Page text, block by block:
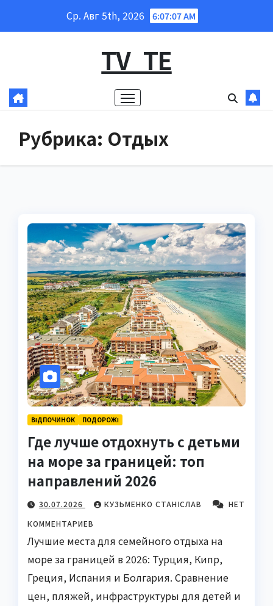
Ср. Авг 5th, 2026 6:07:09 AM
TV_TE
Рубрика: Отдых
ВІДПОЧИНОК ПОДОРОЖІ
Где лучше отдохнуть с детьми
на море за границей: топ
направлений 2026
30.07.2026 КУЗЬМЕНКО СТАНІСЛАВ
НЕТ
КОММЕНТАРИЕВ
Лучшие места для семейного отдыха на
море за границей в 2026: Турция, Кипр,
Греция, Испания и Болгария. Сравнение
цен, пляжей, инфраструктуры для детей и